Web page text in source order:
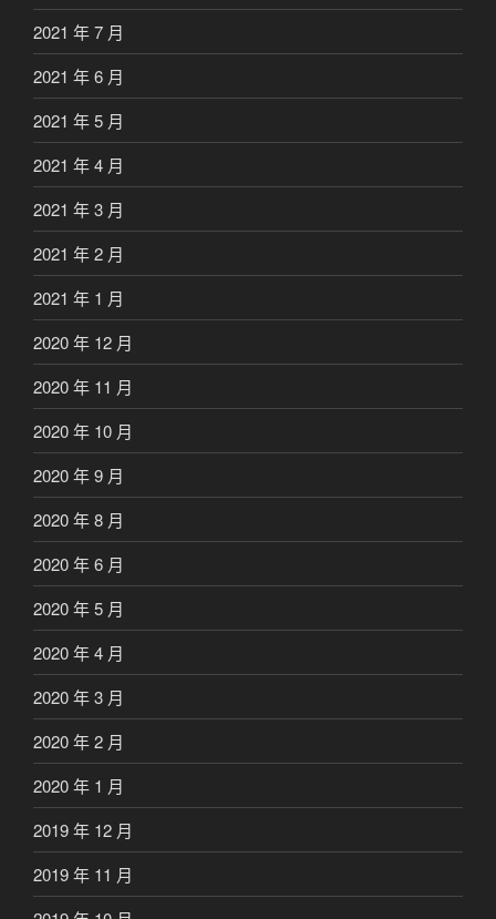
2021 年 7 月
2021 年 6 月
2021 年 5 月
2021 年 4 月
2021 年 3 月
2021 年 2 月
2021 年 1 月
2020 年 12 月
2020 年 11 月
2020 年 10 月
2020 年 9 月
2020 年 8 月
2020 年 6 月
2020 年 5 月
2020 年 4 月
2020 年 3 月
2020 年 2 月
2020 年 1 月
2019 年 12 月
2019 年 11 月